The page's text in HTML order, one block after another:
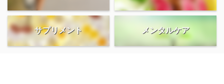
サプリメント メンタルケア